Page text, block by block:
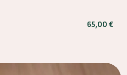
65,00 €